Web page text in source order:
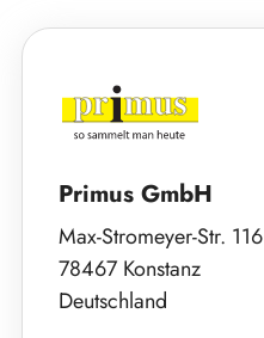
Primus GmbH
Max-Stromeyer-Str. 116
78467 Konstanz
Deutschland